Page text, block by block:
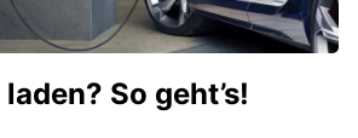
So geht’s!